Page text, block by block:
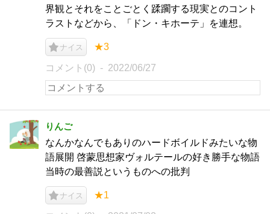
界観とそれをことごとく蹂躙する現実とのコント
ラストなどから、「ドン・キホーテ」を連想。
ナイス ★3
コメント(0) 2022/06/27
りんご
なんかなんでもありのハードボイルドみたいな物
語展開 啓蒙思想家ヴォルテールの好き勝手な物語
当時の最善説というものへの批判
ナイス ★1